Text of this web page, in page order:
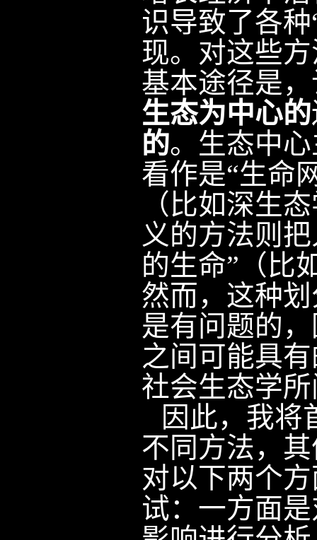
识导致了各
现。对这些
基本途径是
生态为中心的
的。生态中
看作是“生命
（比如深生
义的方法则
的生命”（比
然而，这种
是有问题的
之间可能具
社会生态学
因此，我将
不同方法，
对以下两个
试：一方面